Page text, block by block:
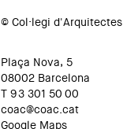
© Col·legi
Plaça Nova, 5
08002 Barcelona
T 93 301 50 00
coac@coac.cat
Google Maps